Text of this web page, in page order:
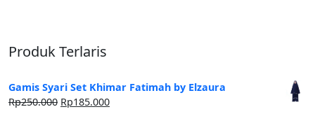
Produk Terlaris
Gamis Syari Set Khimar Fatimah by Elzaura
Rp250.000 Harga
Rp185.000Harga